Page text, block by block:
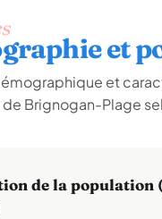
et
et
Brignogan-Plage
de la population